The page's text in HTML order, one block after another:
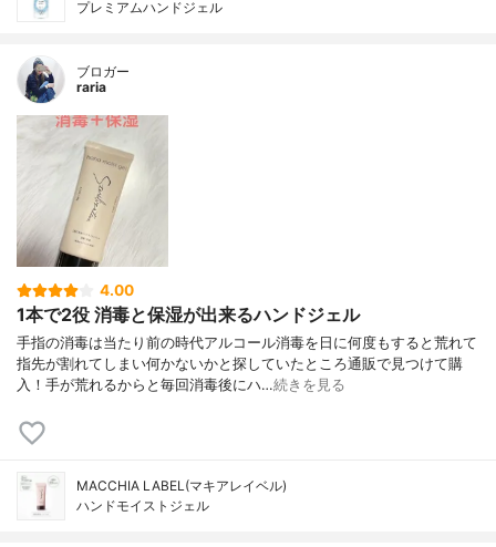
プレミアムハンドジェル
ブロガー
raria
4.00
1本で2役 消毒と保湿が出来るハンドジェル
手指の消毒は当たり前の時代アルコール消毒を日に何度もすると荒れて
指先が割れてしまい何かないかと探していたところ通販で見つけて購
入！手が荒れるからと毎回消毒後にハ…続きを見る
MACCHIA LABEL(マキアレイベル)
ハンドモイストジェル